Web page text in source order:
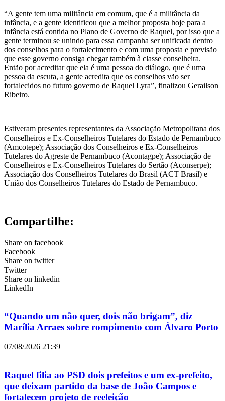
“A gente tem uma militância em comum, que é a militância da
infância, e a gente identificou que a melhor proposta hoje para a
infância está contida no Plano de Governo de Raquel, por isso que a
gente terminou se unindo para essa campanha ser unificada dentro
dos conselhos para o fortalecimento e com uma proposta e previsão
que esse governo consiga chegar também à classe conselheira.
Então por acreditar que ela é uma pessoa do diálogo, que é uma
pessoa da escuta, a gente acredita que os conselhos vão ser
fortalecidos no futuro governo de Raquel Lyra”, finalizou Gerailson
Ribeiro.
Estiveram presentes representantes da Associação Metropolitana dos
Conselheiros e Ex-Conselheiros Tutelares do Estado de Pernambuco
(Amcotepe); Associação dos Conselheiros e Ex-Conselheiros
Tutelares do Agreste de Pernambuco (Acontagpe); Associação de
Conselheiros e Ex-Conselheiros Tutelares do Sertão (Aconserpe);
Associação dos Conselheiros Tutelares do Brasil (ACT Brasil) e
União dos Conselheiros Tutelares do Estado de Pernambuco.
Compartilhe:
Share on facebook
Facebook
Share on twitter
Twitter
Share on linkedin
LinkedIn
“Quando um não quer, dois não brigam”, diz
Marília Arraes sobre rompimento com Álvaro Porto
07/08/2026 21:39
Raquel filia ao PSD dois prefeitos e um ex-prefeito,
que deixam partido da base de João Campos e
fortalecem projeto de reeleição